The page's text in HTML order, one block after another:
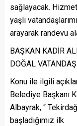
sağlayacak.
yaşlı
arayarak randevu
BAŞKAN KADİR
DOĞAL
Konu ile ilgili
Belediye Başkanı
Albayrak, “
başladığımız ilk